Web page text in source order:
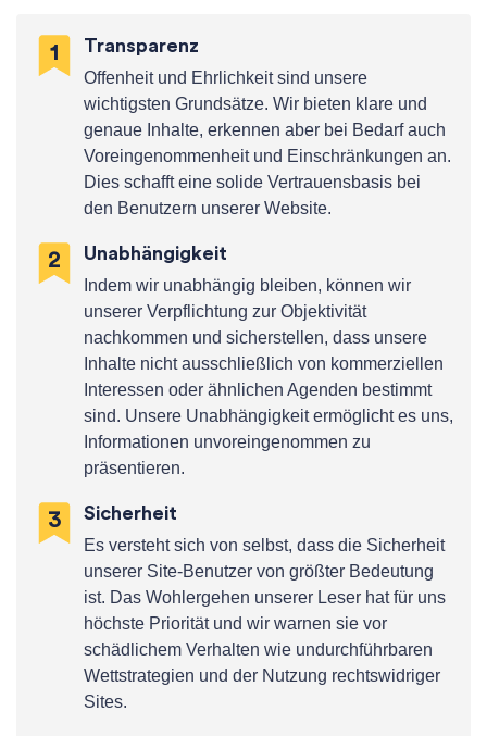
Transparenz
Offenheit und Ehrlichkeit sind unsere
wichtigsten Grundsätze. Wir bieten klare und
genaue Inhalte, erkennen aber bei Bedarf auch
Voreingenommenheit und Einschränkungen an.
Dies schafft eine solide Vertrauensbasis bei
den Benutzern unserer Website.
Unabhängigkeit
Indem wir unabhängig bleiben, können wir
unserer Verpflichtung zur Objektivität
nachkommen und sicherstellen, dass unsere
Inhalte nicht ausschließlich von kommerziellen
Interessen oder ähnlichen Agenden bestimmt
sind. Unsere Unabhängigkeit ermöglicht es uns,
Informationen unvoreingenommen zu
präsentieren.
Sicherheit
Es versteht sich von selbst, dass die Sicherheit
unserer Site-Benutzer von größter Bedeutung
ist. Das Wohlergehen unserer Leser hat für uns
höchste Priorität und wir warnen sie vor
schädlichem Verhalten wie undurchführbaren
Wettstrategien und der Nutzung rechtswidriger
Sites.